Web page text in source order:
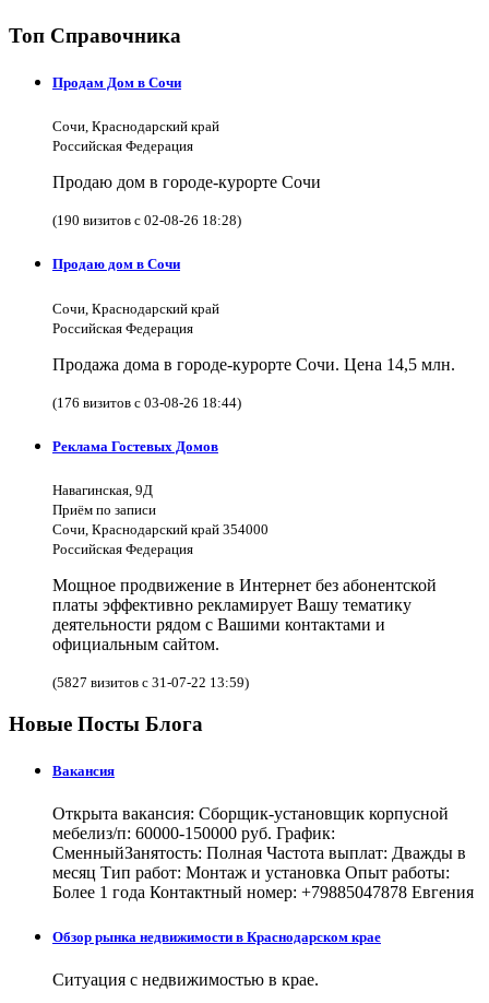
Топ Справочника
Продам Дом в Сочи
Сочи, Краснодарский край
Российская Федерация
Продаю дом в городе-курорте Сочи
(190 визитов с 02-08-26 18:28)
Продаю дом в Сочи
Сочи, Краснодарский край
Российская Федерация
Продажа дома в городе-курорте Сочи. Цена 14,5 млн.
(176 визитов с 03-08-26 18:44)
Реклама Гостевых Домов
Навагинская, 9Д
Приём по записи
Сочи, Краснодарский край 354000
Российская Федерация
Мощное продвижение в Интернет без абонентской
платы эффективно рекламирует Вашу тематику
деятельности рядом с Вашими контактами и
официальным сайтом.
(5827 визитов с 31-07-22 13:59)
Новые Посты Блога
Вакансия
Открыта вакансия: Сборщик-установщик корпусной
мебелиз/п: 60000-150000 руб. График:
СменныйЗанятость: Полная Частота выплат: Дважды в
месяц Тип работ: Монтаж и установка Опыт работы:
Более 1 года Контактный номер: +79885047878 Евгения
Обзор рынка недвижимости в Краснодарском крае
Ситуация с недвижимостью в крае.